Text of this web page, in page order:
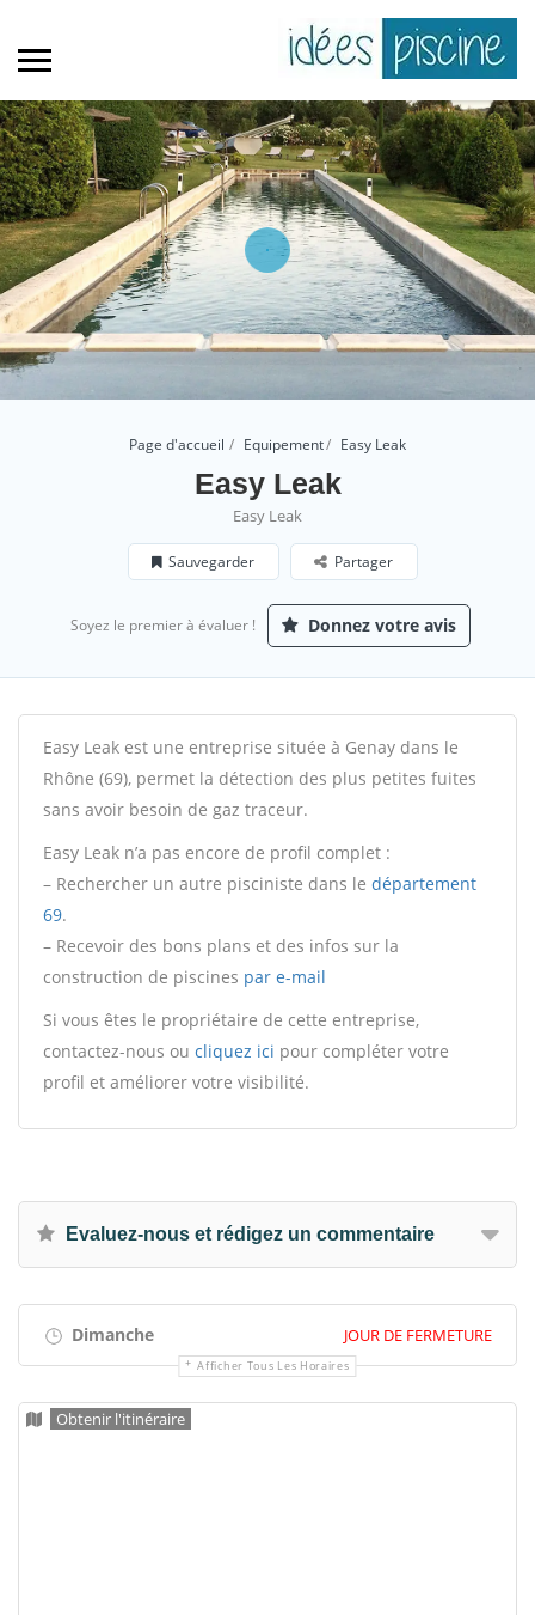
Page d'accueil Equipement Easy Leak
Easy Leak
Easy Leak
Sauvegarder Partager
Soyez le premier à évaluer ! Donnez votre avis
Easy Leak est une entreprise située à Genay dans le
Rhône (69), permet la détection des plus petites fuites
sans avoir besoin de gaz traceur.
Easy Leak n’a pas encore de profil complet :
– Rechercher un autre pisciniste dans le département
69.
– Recevoir des bons plans et des infos sur la
construction de piscines par e-mail
Si vous êtes le propriétaire de cette entreprise,
contactez-nous ou cliquez ici pour compléter votre
profil et améliorer votre visibilité.
Evaluez-nous et rédigez un commentaire
Dimanche JOUR DE FERMETURE
Afficher Tous Les Horaires
Obtenir l'itinéraire